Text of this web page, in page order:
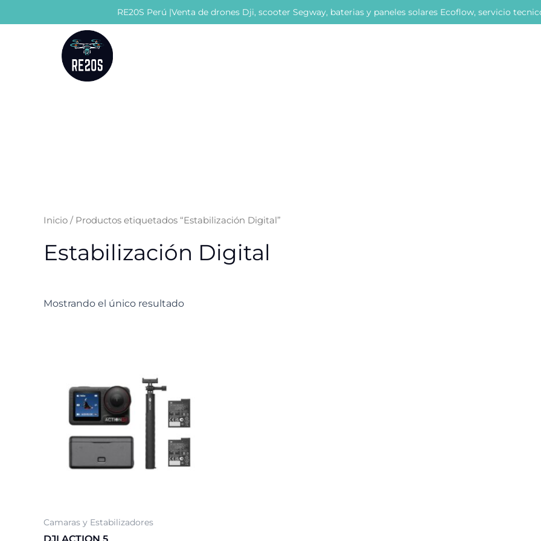
al
RE20S Perú |Venta de drones Dji, scooter Segway, baterias y paneles solares Ecoflow, servicio
Inicio / Productos etiquetados “Estabilización Digital”
Estabilización Digital
Mostrando el único resultado
Camaras y Estabilizadores